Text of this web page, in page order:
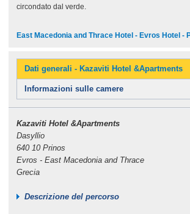
circondato dal verde.
East Macedonia and Thrace Hotel - Evros Hotel -
Dati generali - Kazaviti Hotel &Apartments
Informazioni sulle camere
Kazaviti Hotel &Apartments
Dasyllio
640 10 Prinos
Evros - East Macedonia and Thrace
Grecia
Descrizione del percorso